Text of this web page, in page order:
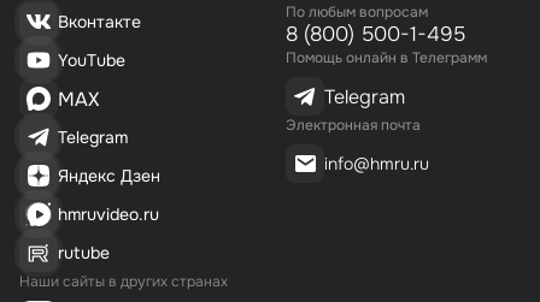
Вконтакте
YouTube
MAX
Telegram
Яндекс Дзен
hmruvideo.ru
rutube
Наши сайты в других странах
По любым вопросам
8 (800) 500-1-495
Помощь онлайн в Телеграмм
Telegram
Электронная почта
info@hmru.ru